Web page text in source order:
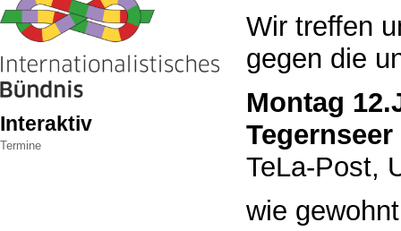
Interaktiv
Termine
Wir treffen
gegen die
Montag 12
TeLa-Post,
wie